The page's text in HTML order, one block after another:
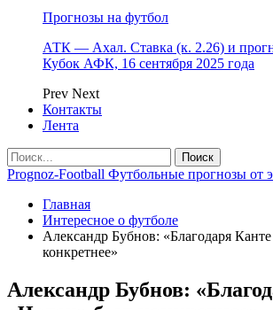
Прогнозы на футбол
АТК — Ахал. Ставка (к. 2.26) и
Кубок АФК, 16 сентября 2025 года
Prev Next
Контакты
Лента
Prognoz-Football Футбольные прогнозы от
Главная
Интересное о футболе
Александр Бубнов: «Благодаря
конкретнее»
Александр Бубнов: